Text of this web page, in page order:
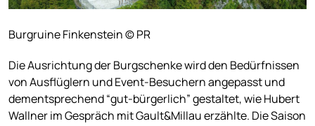
Burgruine Finkenstein © PR
Die Ausrichtung der Burgschenke wird den Bedürfnissen
von Ausflüglern und Event-Besuchern angepasst und
dementsprechend “gut-bürgerlich” gestaltet, wie Hubert
Wallner im Gespräch mit Gault&Millau erzählte. Die Saison